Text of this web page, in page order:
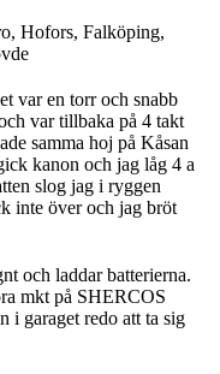
Hofors, Falköping,
var en torr och snabb
var tillbaka på 4 takt
samma hoj på Kåsan
kanon och jag låg 4 a
slog jag i ryggen
inte över och jag bröt
och laddar batterierna.
mkt på SHERCOS
i garaget redo att ta sig